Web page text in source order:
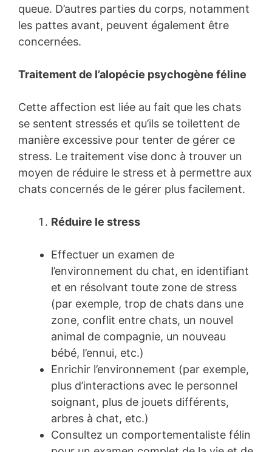
queue. D’autres parties du corps, notamment
les pattes avant, peuvent également être
concernées.
Traitement de l’alopécie psychogène féline
Cette affection est liée au fait que les chats
se sentent stressés et qu’ils se toilettent de
manière excessive pour tenter de gérer ce
stress. Le traitement vise donc à trouver un
moyen de réduire le stress et à permettre aux
chats concernés de le gérer plus facilement.
Réduire le stress
Effectuer un examen de
l’environnement du chat, en identifiant
et en résolvant toute zone de stress
(par exemple, trop de chats dans une
zone, conflit entre chats, un nouvel
animal de compagnie, un nouveau
bébé, l’ennui, etc.)
Enrichir l’environnement (par exemple,
plus d’interactions avec le personnel
soignant, plus de jouets différents,
arbres à chat, etc.)
Consultez un comportementaliste félin